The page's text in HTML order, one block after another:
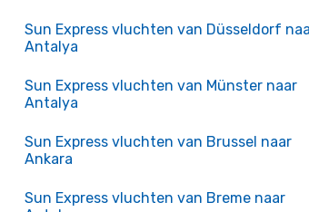
Sun Express vluchten van Düsseldorf
Antalya
Sun Express vluchten van Münster naar
Antalya
Sun Express vluchten van Brussel naar
Ankara
Sun Express vluchten van Breme naar